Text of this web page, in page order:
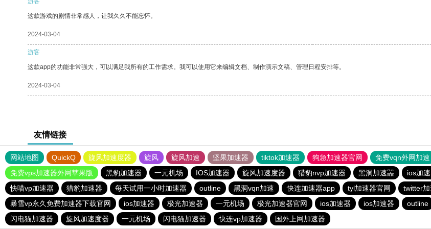
这款游戏的剧情非常感人，让我久久不能忘怀。
2024-03-04
游客
这款app的功能非常强大，可以满足我所有的工作需求。我可以使用它来编辑文档、制作演示文稿、管理日程安排等。
2024-03-04
友情链接
网站地图 QuickQ 旋风加速度器 旋风 旋风加速 坚果加速器 tiktok加速器 狗急加速器官网 免费vqn外网加速
免费vps加速器外网苹果版
黑豹加速器 一元机场 IOS加速器 旋风加速度器 猎豹nvp加速器 黑洞加速噐 ios加
快喵vp加速器
猎豹加速器 每天试用一小时加速器 outline 黑洞vqn加速 快连加速器app tyl加速器官网 twitter
暴雪vp永久免费加速器下载官网
ios加速器 极光加速器 一元机场 极光加速器官网 ios加速器 ios加速器 outline
闪电猫加速器
旋风加速度器 一元机场 闪电猫加速器 快连vp加速器 国外上网加速器